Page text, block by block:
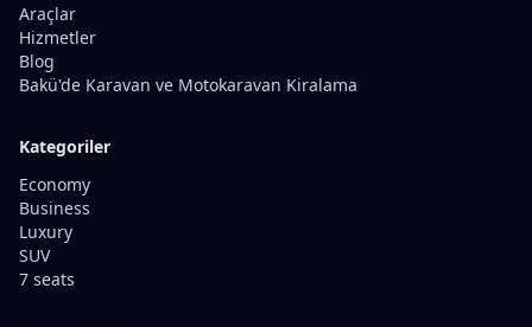
Araçlar
Hizmetler
Blog
Bakü'de Karavan ve Motokaravan Kiralama
Kategoriler
Economy
Business
Luxury
SUV
7 seats